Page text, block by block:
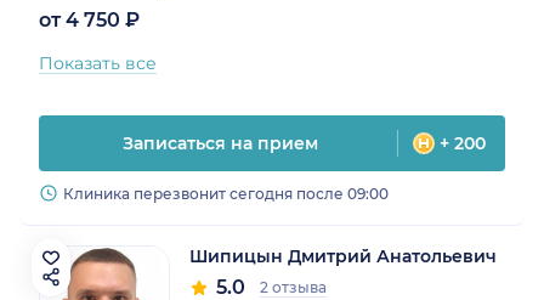
от 4 750 ₽
Показать все
Записаться на прием + 200
Клиника перезвонит сегодня после 09:00
Шипицын Дмитрий Анатольевич
5.0 2 отзыва